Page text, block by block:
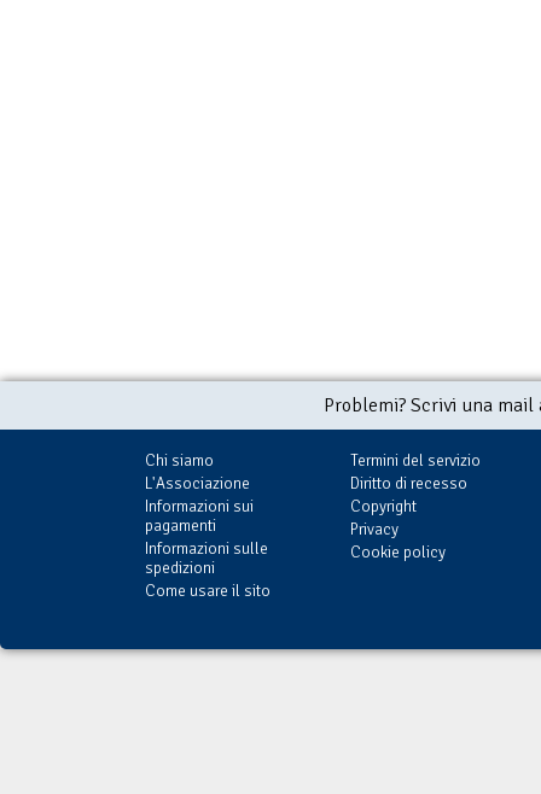
Problemi? Scrivi una
Chi siamo
L'Associazione
Informazioni sui
pagamenti
Informazioni sulle
spedizioni
Come usare il sito
Termini del servizio
Diritto di recesso
Copyright
Privacy
Cookie policy